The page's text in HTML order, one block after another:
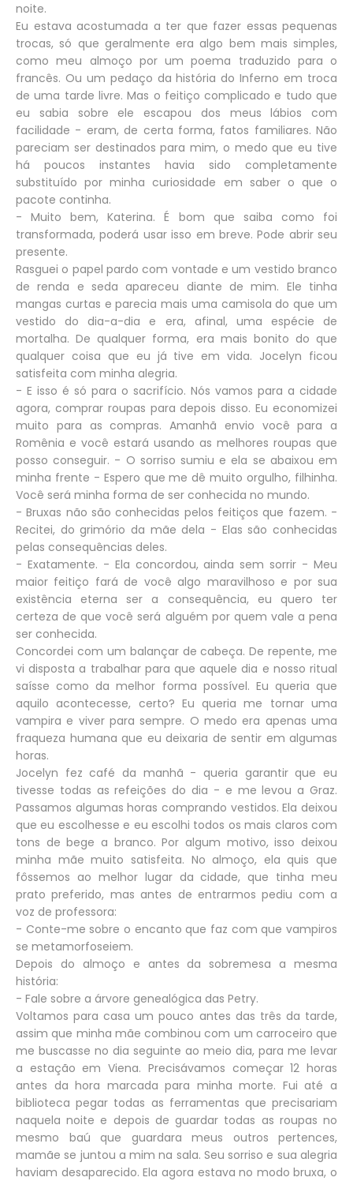
noite.
Eu estava acostumada a ter que fazer essas pequenas
trocas, só que geralmente era algo bem mais simples,
como meu almoço por um poema traduzido para o
francês. Ou um pedaço da história do Inferno em troca
de uma tarde livre. Mas o feitiço complicado e tudo que
eu sabia sobre ele escapou dos meus lábios com
facilidade - eram, de certa forma, fatos familiares. Não
pareciam ser destinados para mim, o medo que eu tive
há poucos instantes havia sido completamente
substituído por minha curiosidade em saber o que o
pacote continha.
- Muito bem, Katerina. É bom que saiba como foi
transformada, poderá usar isso em breve. Pode abrir seu
presente.
Rasguei o papel pardo com vontade e um vestido branco
de renda e seda apareceu diante de mim. Ele tinha
mangas curtas e parecia mais uma camisola do que um
vestido do dia-a-dia e era, afinal, uma espécie de
mortalha. De qualquer forma, era mais bonito do que
qualquer coisa que eu já tive em vida. Jocelyn ficou
satisfeita com minha alegria.
- E isso é só para o sacrifício. Nós vamos para a cidade
agora, comprar roupas para depois disso. Eu economizei
muito para as compras. Amanhã envio você para a
Romênia e você estará usando as melhores roupas que
posso conseguir. - O sorriso sumiu e ela se abaixou em
minha frente - Espero que me dê muito orgulho, filhinha.
Você será minha forma de ser conhecida no mundo.
- Bruxas não são conhecidas pelos feitiços que fazem. -
Recitei, do grimório da mãe dela - Elas são conhecidas
pelas consequências deles.
- Exatamente. - Ela concordou, ainda sem sorrir - Meu
maior feitiço fará de você algo maravilhoso e por sua
existência eterna ser a consequência, eu quero ter
certeza de que você será alguém por quem vale a pena
ser conhecida.
Concordei com um balançar de cabeça. De repente, me
vi disposta a trabalhar para que aquele dia e nosso ritual
saísse como da melhor forma possível. Eu queria que
aquilo acontecesse, certo? Eu queria me tornar uma
vampira e viver para sempre. O medo era apenas uma
fraqueza humana que eu deixaria de sentir em algumas
horas.
Jocelyn fez café da manhã - queria garantir que eu
tivesse todas as refeições do dia - e me levou a Graz.
Passamos algumas horas comprando vestidos. Ela deixou
que eu escolhesse e eu escolhi todos os mais claros com
tons de bege a branco. Por algum motivo, isso deixou
minha mãe muito satisfeita. No almoço, ela quis que
fôssemos ao melhor lugar da cidade, que tinha meu
prato preferido, mas antes de entrarmos pediu com a
voz de professora:
- Conte-me sobre o encanto que faz com que vampiros
se metamorfoseiem.
Depois do almoço e antes da sobremesa a mesma
história:
- Fale sobre a árvore genealógica das Petry.
Voltamos para casa um pouco antes das três da tarde,
assim que minha mãe combinou com um carroceiro que
me buscasse no dia seguinte ao meio dia, para me levar
a estação em Viena. Precisávamos começar 12 horas
antes da hora marcada para minha morte. Fui até a
biblioteca pegar todas as ferramentas que precisariam
naquela noite e depois de guardar todas as roupas no
mesmo baú que guardara meus outros pertences,
mamãe se juntou a mim na sala. Seu sorriso e sua alegria
haviam desaparecido. Ela agora estava no modo bruxa, o